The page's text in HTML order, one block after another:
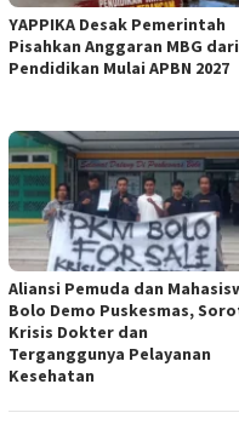
YAPPIKA Desak Pemerintah
Pisahkan Anggaran MBG dari
Pendidikan Mulai APBN 2027
Aliansi Pemuda dan
Bolo Demo Puskesmas,
Krisis Dokter dan
Terganggunya Pelayanan
Kesehatan